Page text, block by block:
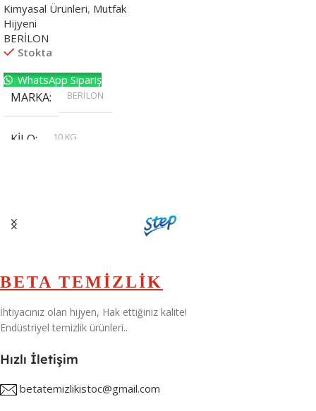
Kimyasal Ürünleri, Mutfak
Hijyeni
BERİLON
Stokta
WhatsApp Sipariş
MARKA BERİLON
KILO
10 KG
BETA TEMİZLİK
İhtiyacınız olan hijyen, Hak ettiğiniz kalite!
Endüstriyel temizlik ürünleri..
Hızlı İletişim
betatemizlikistoc@gmail.com